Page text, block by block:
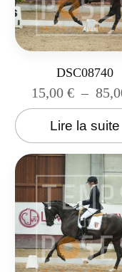
DSC08740
15,00 € –
Lire la suite